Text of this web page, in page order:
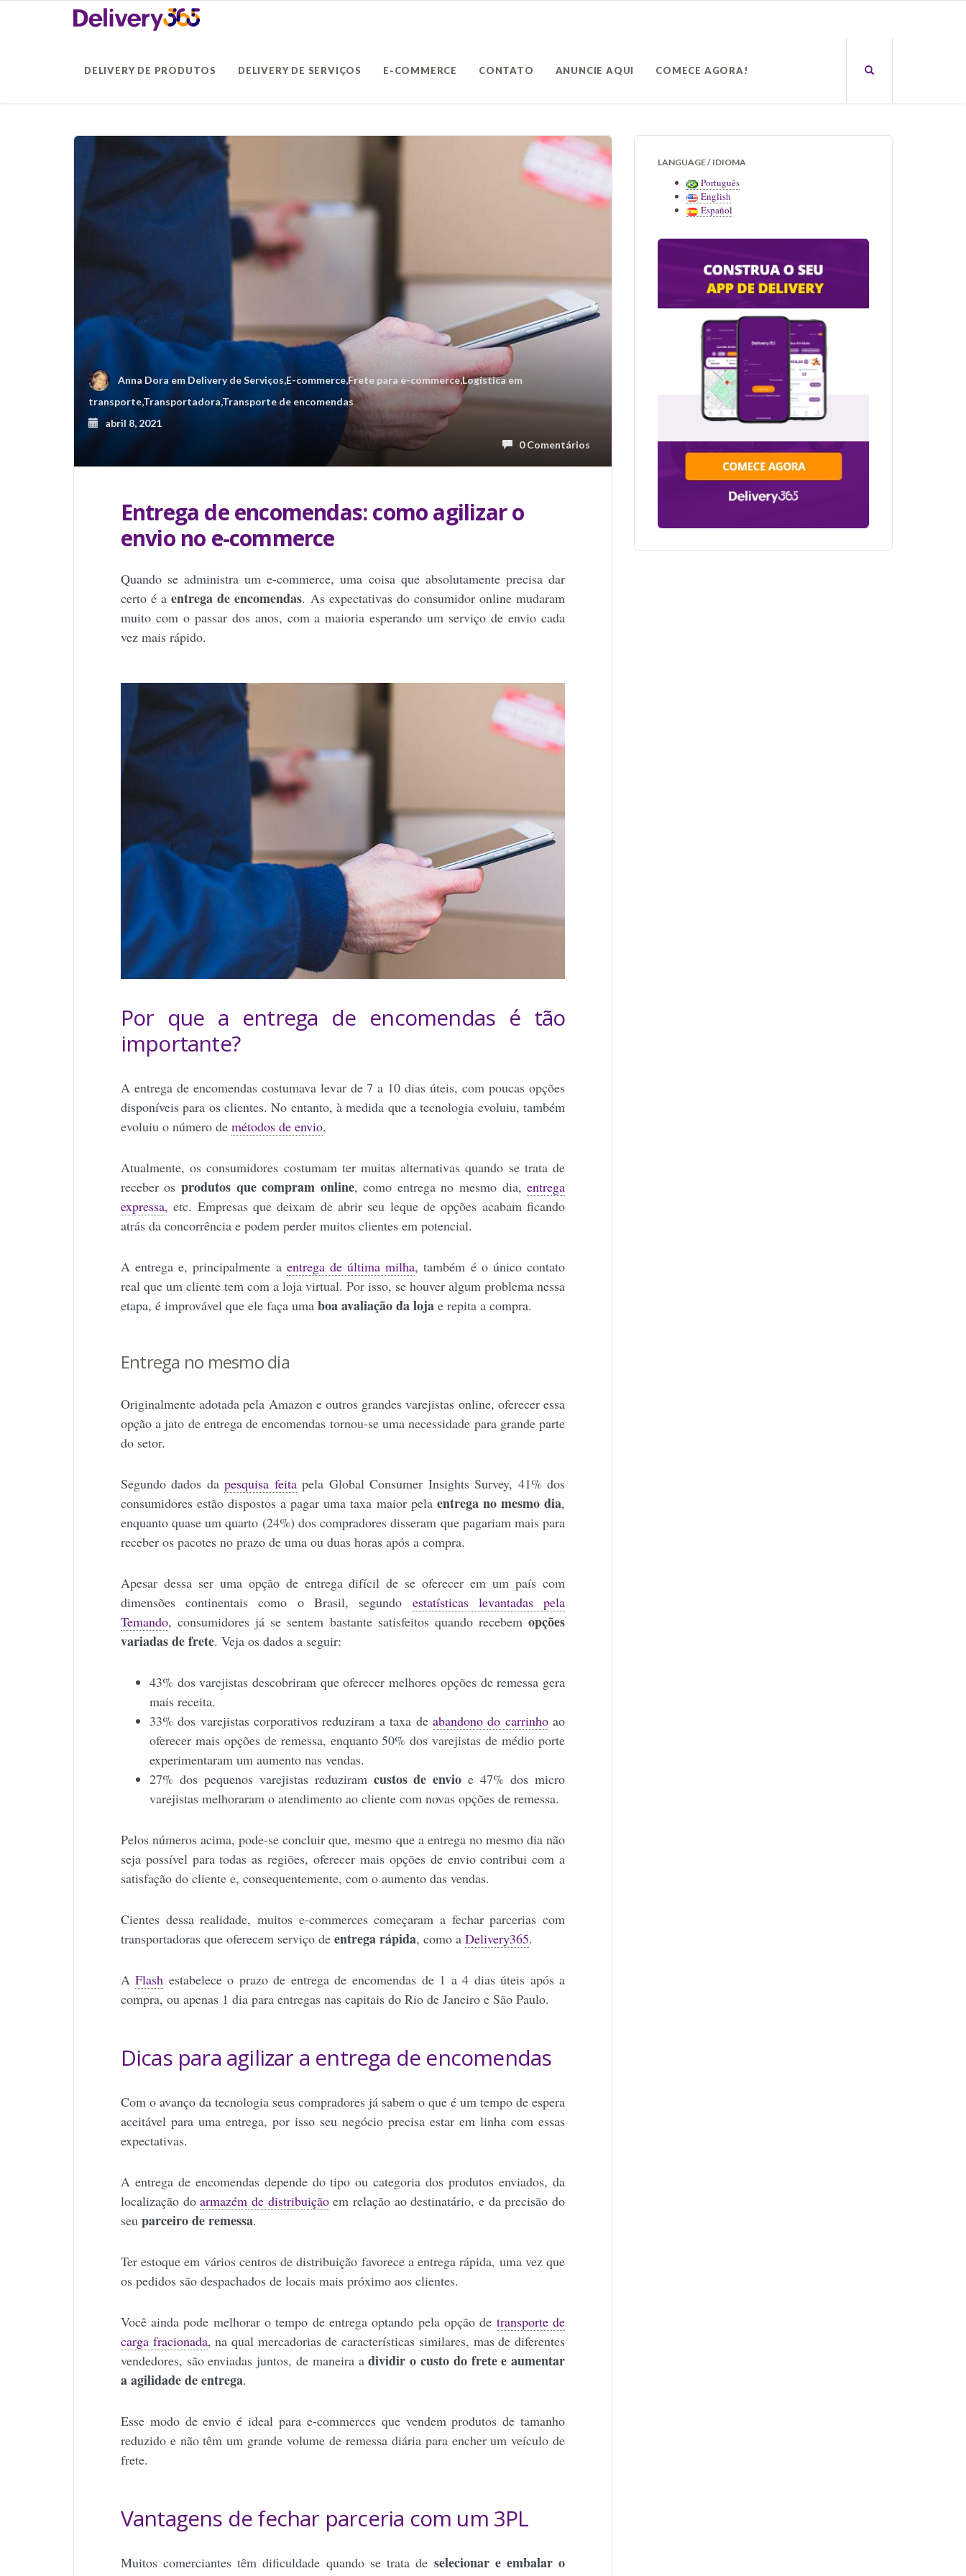
DELIVERY DE PRODUTOS DELIVERY DE SERVIÇOS E-COMMERCE CONTATO ANUNCIE AQUI COMECE AGORA!
Anna Dora em Delivery de Serviços,E-commerce,Frete para e-commerce,Logística em
transporte,Transportadora,Transporte de encomendas
abril 8, 2021
0 Comentários
Entrega de encomendas: como agilizar o
envio no e-commerce
Quando se administra um e-commerce, uma coisa que absolutamente precisa dar
certo é aentrega de encomendas. As expectativas do consumidor online mudaram
muito com o passar dos anos, com a maioria esperando um serviço de envio cada
vez mais rápido.
Por que a entrega de encomendas é tão
importante?
A entrega de encomendas costumava levar de 7 a 10 dias úteis, com poucas opções
disponíveis para os clientes. No entanto, à medida que a tecnologia evoluiu, também
evoluiu o número de métodos de envio.
Atualmente, os consumidores costumam ter muitas alternativas quando se trata de
receber os produtos que compram online, como entrega no mesmo dia,entrega
expressa, etc. Empresas que deixam de abrir seu leque de opções acabam ficando
atrás da concorrência e podem perder muitos clientes em potencial.
A entrega e, principalmente a entrega de última milha, também é o único contato
real que um cliente tem com a loja virtual. Por isso, se houver algum problema nessa
etapa, é improvável que ele faça uma boa avaliação da lojae repita a compra.
Entrega no mesmo dia
Originalmente adotada pela Amazon e outros grandes varejistas online, oferecer essa
opção a jato de entrega de encomendas tornou-se uma necessidade para grande parte
do setor.
Segundo dados dapesquisa feitapela Global Consumer Insights Survey, 41% dos
consumidores estão dispostos a pagar uma taxa maior pela entrega no mesmo dia,
enquanto quase um quarto (24%) dos compradores disseram que pagariam mais para
receber os pacotes no prazo de uma ou duas horas após a compra.
Apesar dessa ser uma opção de entrega difícil de se oferecer em um país com
dimensões continentais como o Brasil, segundo estatísticas levantadas pela
Temando, consumidores já se sentem bastante satisfeitos quando recebemopções
variadas de frete. Veja os dados a seguir:
43% dos varejistas descobriram que oferecer melhores opções de remessa gera
mais receita.
33% dos varejistas corporativos reduziram a taxa de abandono do carrinhoao
oferecer mais opções de remessa, enquanto 50% dos varejistas de médio porte
experimentaram um aumento nas vendas.
27% dos pequenos varejistas reduziram custos de envio e 47% dos micro
varejistas melhoraram o atendimento ao cliente com novas opções de remessa.
Pelos números acima, pode-se concluir que, mesmo que a entrega no mesmo dia não
seja possível para todas as regiões, oferecer mais opções de envio contribui com a
satisfação do cliente e, consequentemente, com o aumento das vendas.
Cientes dessa realidade, muitos e-commerces começaram a fechar parcerias com
transportadoras que oferecem serviço de entrega rápida, como a Delivery365.
AFlash estabelece o prazo de entrega de encomendas de 1 a 4 dias úteis após a
compra, ou apenas 1 dia para entregas nas capitais do Rio de Janeiro e São Paulo.
Dicas para agilizar a entrega de encomendas
Com o avanço da tecnologia seus compradores já sabem o que é um tempo de espera
aceitável para uma entrega, por isso seu negócio precisa estar em linha com essas
expectativas.
A entrega de encomendas depende do tipo ou categoria dos produtos enviados, da
localização doarmazém de distribuiçãoem relação ao destinatário, e da precisão do
seu parceiro de remessa.
Ter estoque em vários centros de distribuição favorece a entrega rápida, uma vez que
os pedidos são despachados de locais mais próximo aos clientes.
Você ainda pode melhorar o tempo de entrega optando pela opção de transporte de
carga fracionada, na qual mercadorias de características similares, mas de diferentes
vendedores, são enviadas juntos, de maneira adividir o custo do frete e aumentar
a agilidade de entrega.
Esse modo de envio é ideal para e-commerces que vendem produtos de tamanho
reduzido e não têm um grande volume de remessa diária para encher um veículo de
frete.
Vantagens de fechar parceria com um 3PL
Muitos comerciantes têm dificuldade quando se trata de selecionar e embalar o
LANGUAGE / IDIOMA
Português
English
Español